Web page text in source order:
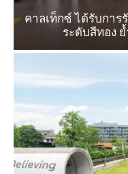
คาลเท็กซ์ ได้รับการ
ระดับสีทอง